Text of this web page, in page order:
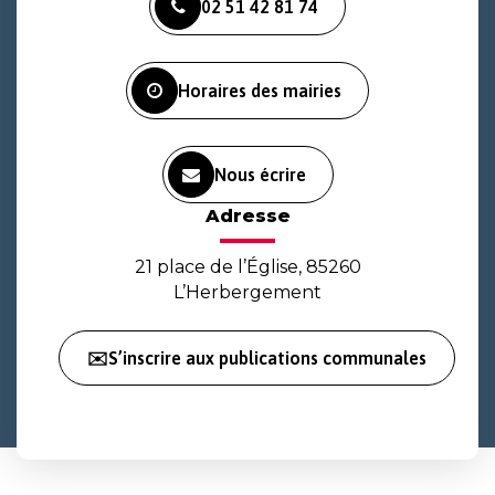
le
compte
le
compte
la
chaîne
02 51 42 81 74
Horaires des mairies
Nous écrire
Adresse
21 place de l’Église, 85260
L’Herbergement
✉️S’inscrire aux publications communales